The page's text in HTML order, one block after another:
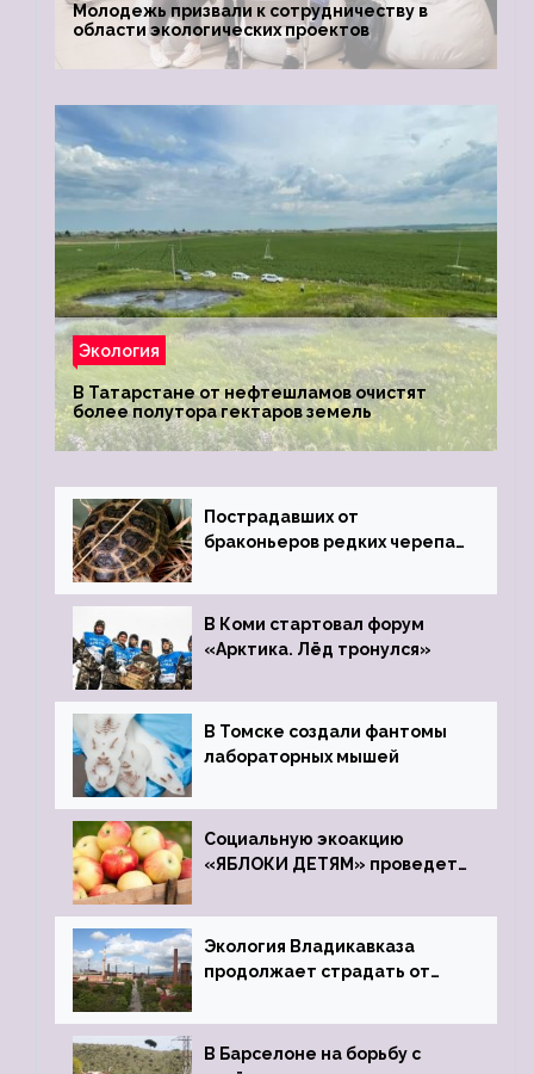
Молодежь призвали к сотрудничеству в
области экологических проектов
Экология
В Татарстане от нефтешламов очистят
более полутора гектаров земель
Пострадавших от
браконьеров редких черепах
зоопарк
В Коми стартовал форум
«Арктика. Лёд тронулся»
В Томске создали фантомы
лабораторных мышей
Социальную экоакцию
«ЯБЛОКИ ДЕТЯМ» проведет
Экология Владикавказа
продолжает страдать от
В Барселоне на борьбу с